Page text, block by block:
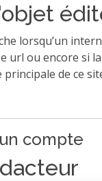
lorsqu’un
url ou encore si
principale de ce
compte